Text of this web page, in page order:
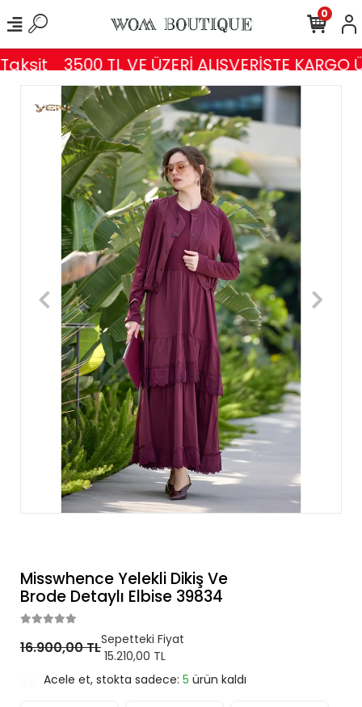
3500 TL VE ÜZERİ ALIŞVERİŞTE KARGO
0
Misswhence Yelekli Dikiş Ve
Brode Detaylı Elbise 39834
16.900,00 TLSepetteki Fiyat
15.210,00 TL
Acele et, stokta sadece: 5 ürün kaldı